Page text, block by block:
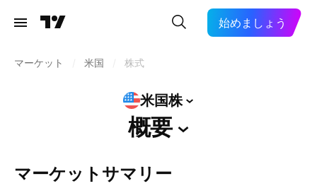
始めましょう
マーケット 米国 株式
米国株
概要
マーケットサマリー